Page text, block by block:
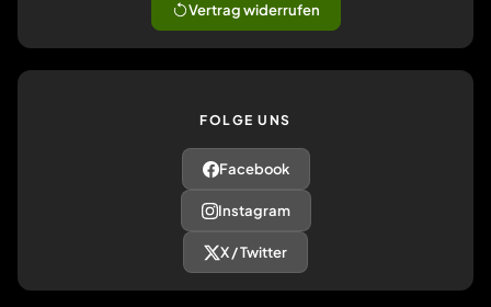
Vertrag widerrufen
FOLGE UNS
Facebook
Instagram
X / Twitter